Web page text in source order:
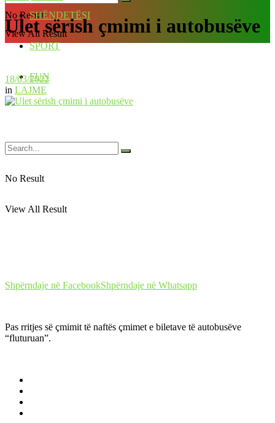
No Result
View All Result
SHËNDETËSI
SPORT
FUN
No Result
View All Result
Ulet sërish çmimi i autobusëve
18/03/2022
in LAJME
Shpërndaje në FacebookShpërndaje në Whatsapp
Pas rritjes së çmimit të naftës çmimet e biletave të autobusëve
“fluturuan”.